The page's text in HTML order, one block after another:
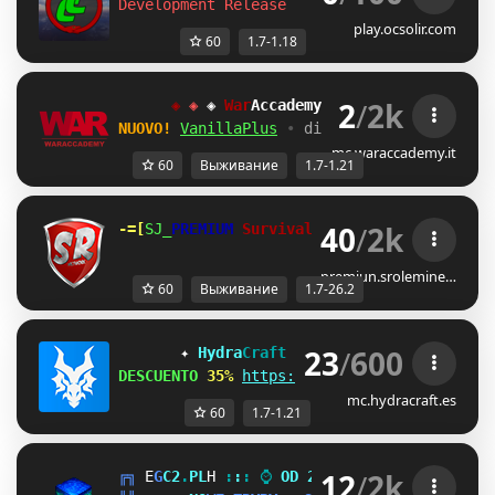
Development Release
play.ocsolir.com
60 1.7-1.18
◈ ◈ ◈ WarAccademy Network 1.7-1.21
NUOVO! VanillaPlus • 2/2k
mc.waraccademy.it
60 Выживание 1.7-1.21
-=[JCJ PREMIUM Survival Rolemine IMI ]=-
40/2k
premiun.srolemine…
60 Выживание 1.7-26.2
✦ HydraCraft NETWORK [1.7 ↠ 1.21]
DESCUENTO 35% https://tienda.hydracraft.es
23/600
mc.hydracraft.es
60 1.7-1.21
╔╗ IGC2.PL P : : : ⌚ OD 2 01 3 R OKU ::